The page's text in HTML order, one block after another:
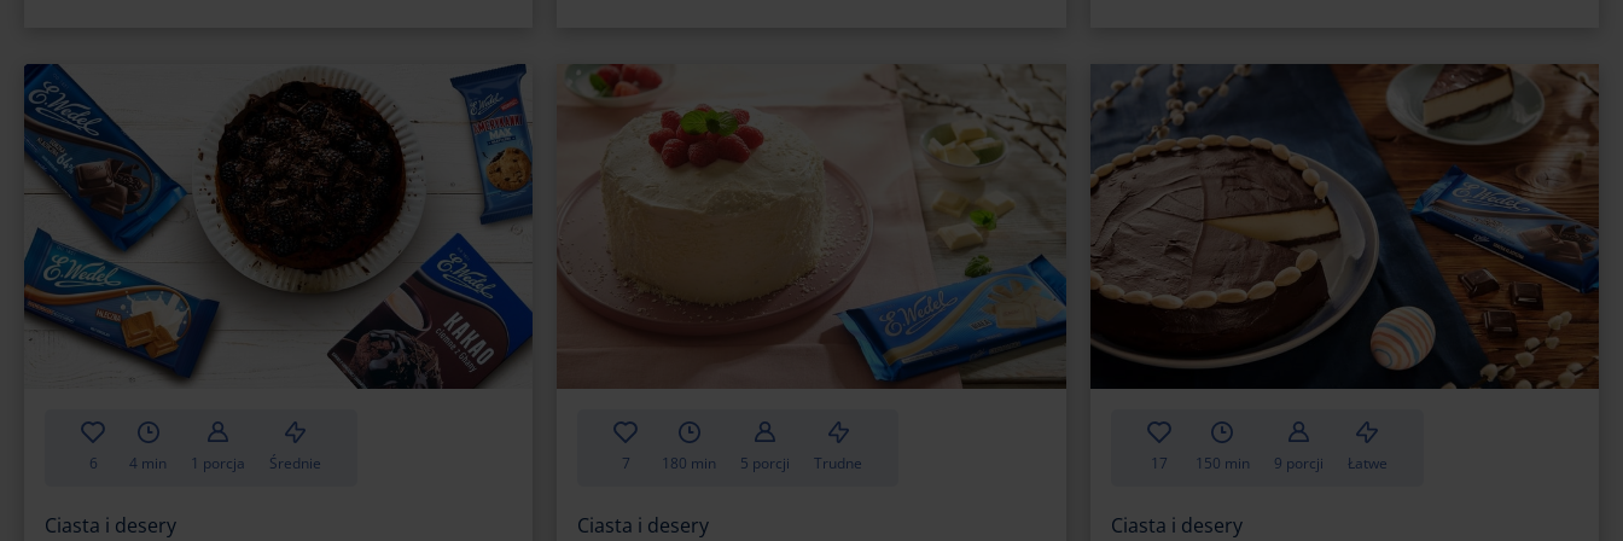
Pieczenie biszkoptu nie wymaga specjalnych, innych niż standardowe blaszek. Musisz
jednak pamiętać żeby formę, w której pieczesz biszkopt, wysmarować masłem. Jeśli
zamierzasz wyłożyć ją papierem do pieczenia, to wyłóż tylko jej dno. W ten sposób
biszkopt nie zacznie przyklejać się do boków formy, co mogłoby doprowadzić do jego
szybkiego opadnięcia.
Opadanie biszkoptu
Odpowiednie wyrastanie biszkoptu to problem, który spędza sen z powiek wielu
osobom. Niemal każda gospodyni chciałaby upiec biszkopt, który nie opada. Tymczasem
istnieje pewien sposób, który uchroni Cię przed płaskim biszkoptem. Do ucieranych na
zimno żółtek dodaj kilka kropli soku z cytryny lub octu jabłkowego oraz 2 łyżki wody, cały
czas ubijając masę. Pożądany efekt murowany!
Pamiętaj też, by nie otwierać piekarnika podczas pieczenia i zwróć uwagę na to, w jakiej
temperaturze piec biszkopt. Zadbaj też o to, by wyjąć go z formy dopiero wtedy, gdy
6 4 min 1 porcja Średnie
Ciasta i desery
7 180 min 5 porcji Trudne
Ciasta i desery
17 150 min 9 porcji Łatwe
Ciasta i desery